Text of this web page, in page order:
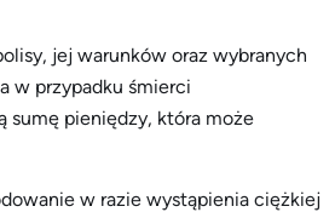
jej warunków oraz wybranych
w przypadku śmierci
sumę pieniędzy, która może
w razie wystąpienia ciężkiej